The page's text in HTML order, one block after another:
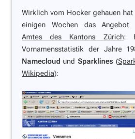
Wirklich vom Hocker gehauen
einigen Wochen das Angebot
Amtes des Kantons Zürich:
Vornamensstatistik der Jahre
Namecloud und Sparklines(
Wikipedia):